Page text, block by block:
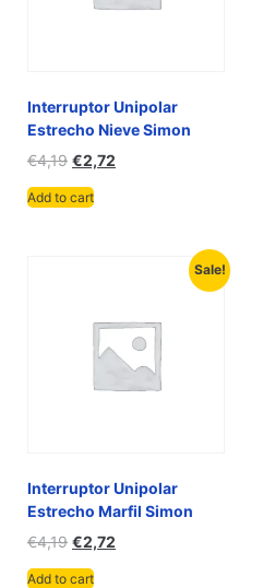
Interruptor Unipolar
Estrecho Nieve Simon
€4,19 €2,72
Add to cart
Sale!
Interruptor Unipolar
Estrecho Marfil Simon
€4,19 €2,72
Add to cart